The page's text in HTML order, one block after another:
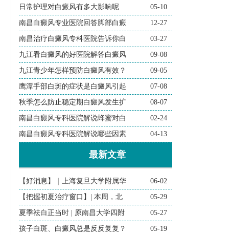
日常护理对白癜风有多大影响呢 05-10
南昌白癜风专业医院回答脚部白癜 12-27
南昌治疗白癜风专科医院告诉你白 03-27
九江看白癜风的好医院解答白癜风 09-08
九江青少年怎样预防白癜风有效？ 09-05
鹰潭手部白斑的症状是白癜风引起 07-08
秋季怎么防止稳定期白癜风发生扩 08-07
南昌白癜风专科医院解说蜂蜜对白 02-24
南昌白癜风专科医院解说哪些因素 04-13
最新文章
【好消息】｜上海复旦大学附属华 06-02
【把握初夏治疗窗口】| 本周，北 05-29
夏季祛白正当时 | 原南昌大学四附 05-27
孩子白斑、白癜风总是反反复复？ 05-19